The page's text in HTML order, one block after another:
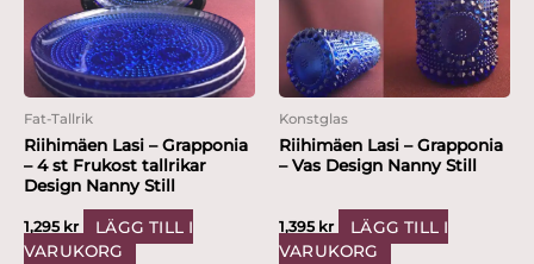
Fat-Tallrik
Riihimäen Lasi – Grapponia
– 4 st Frukost tallrikar
Design Nanny Still
1,295 kr
LÄGG TILL I
VARUKORG
Konstglas
Riihimäen Lasi – Grapponia
– Vas Design Nanny Still
1,395 kr
LÄGG TILL I
VARUKORG